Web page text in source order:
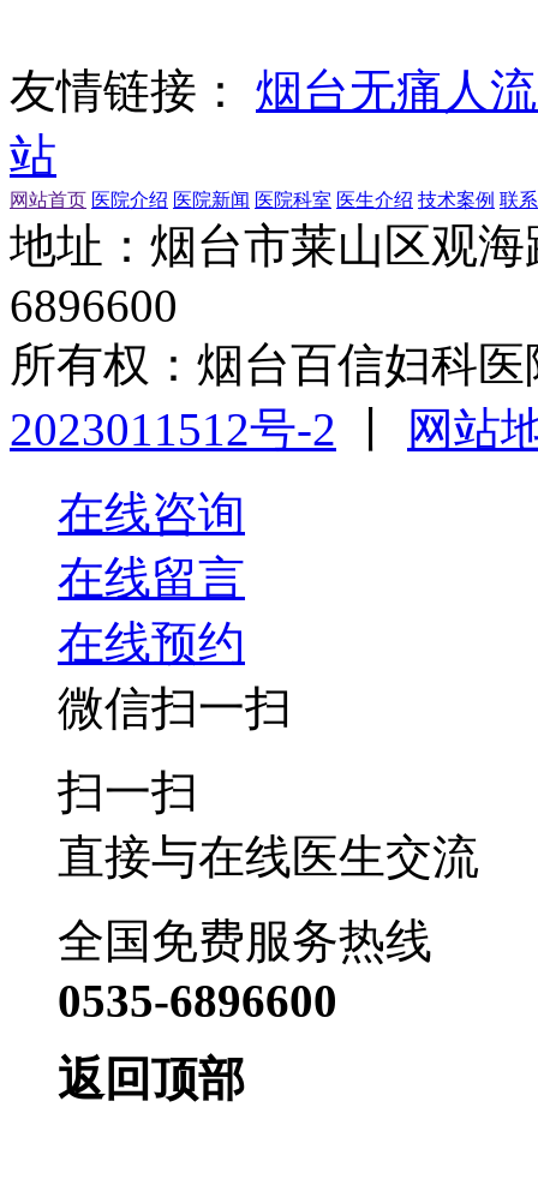
友情链接：
烟台无痛人
站
网站首页 医院介绍 医院新闻 医院科室 医生介绍 技术案例 联
地址：烟台市莱山区观
6896600
所有权：烟台百信妇科
2023011512号-2
网站
在线咨询
在线留言
在线预约
微信扫一扫
扫一扫
直接与在线医生交流
全国免费服务热线
0535-6896600
返回顶部